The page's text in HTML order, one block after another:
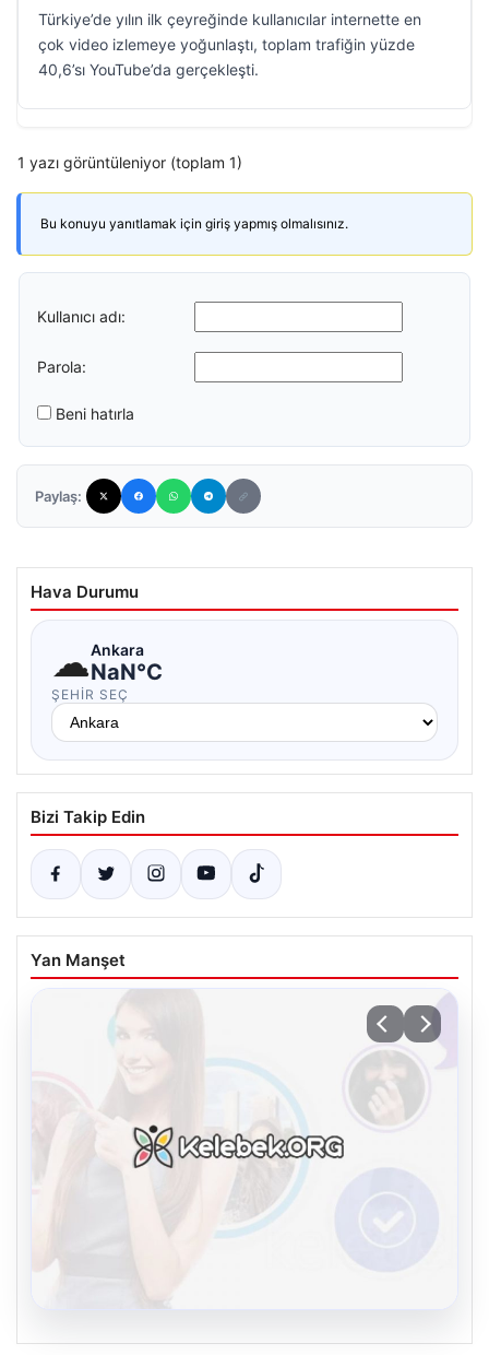
Türkiye’de yılın ilk çeyreğinde kullanıcılar internette en
çok video izlemeye yoğunlaştı, toplam trafiğin yüzde
40,6’sı YouTube’da gerçekleşti.
1 yazı görüntüleniyor (toplam 1)
Bu konuyu yanıtlamak için giriş yapmış olmalısınız.
Kullanıcı adı:
Parola:
Beni hatırla
Paylaş:
Hava Durumu
☁Ankara
NaN°C
ŞEHIR SEÇ
Bizi Takip Edin
Yan Manşet